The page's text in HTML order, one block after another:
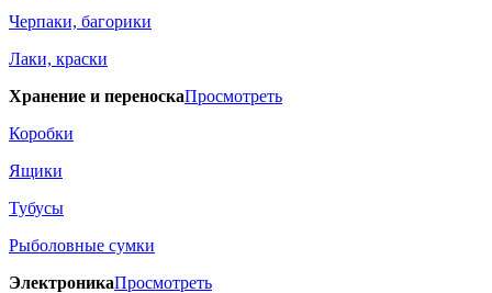
Черпаки, багорики
Лаки, краски
Хранение и переноскаПросмотреть
Коробки
Ящики
Тубусы
Рыболовные сумки
ЭлектроникаПросмотреть